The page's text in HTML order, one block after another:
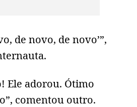
de novo, de novo’”,
Ele adorou. Ótimo
comentou outro.